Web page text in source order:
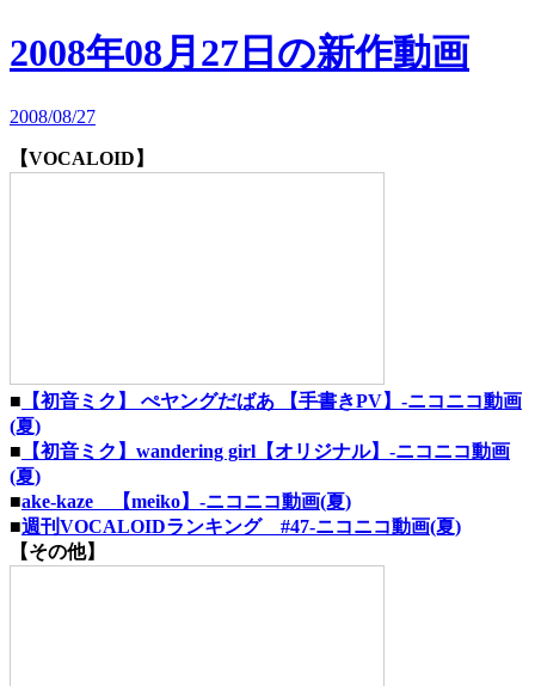
2008年08月27日の新作動画
2008/08/27
【VOCALOID】
■ 【初音ミク】 ぺヤングだばあ 【手書きPV】‐ニコニコ動画
(夏)
■ 【初音ミク】wandering girl【オリジナル】‐ニコニコ動画
(夏)
■ake-kaze 【meiko】‐ニコニコ動画(夏)
■週刊VOCALOIDランキング #47‐ニコニコ動画(夏)
【その他】